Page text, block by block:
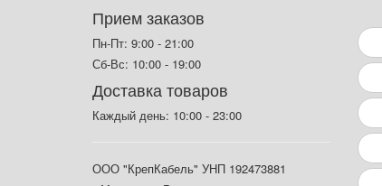
Прием заказов
Пн-Пт: 9:00 - 21:00
Сб-Вс: 10:00 - 19:00
Доставка товаров
Каждый день: 10:00 - 23:00
ООО "КрепКабель" УНП 192473881